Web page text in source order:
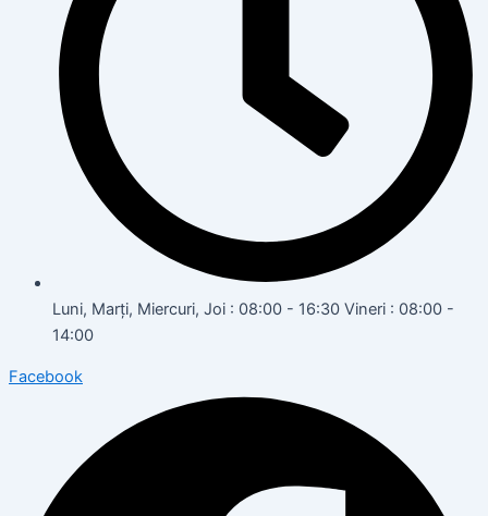
Luni, Marți, Miercuri, Joi : 08:00 - 16:30 Vineri : 08:00 -
14:00
Facebook